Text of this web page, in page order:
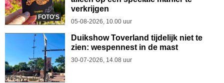
FOTO'S
verkrijgen
05-08-2026, 10.00 uur
Duikshow Toverland tijdelijk niet te
zien: wespennest in de mast
30-07-2026, 14.08 uur